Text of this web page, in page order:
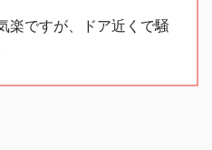
楽ですが、ドア近くで騒